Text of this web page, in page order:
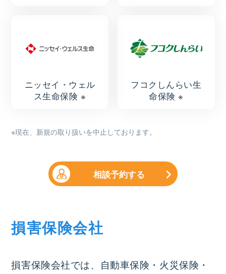
ニッセイ・ウェル
ス生命保険 ※
フコクしんらい生
命保険 ※
※現在、新規の取り扱いを中止しております。
相談予約する
損害保険会社
損害保険会社では、自動車保険・火災保険・